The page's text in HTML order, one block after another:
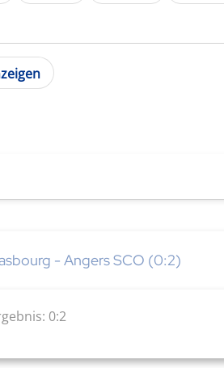
- Angers SCO (0:2)
0:2